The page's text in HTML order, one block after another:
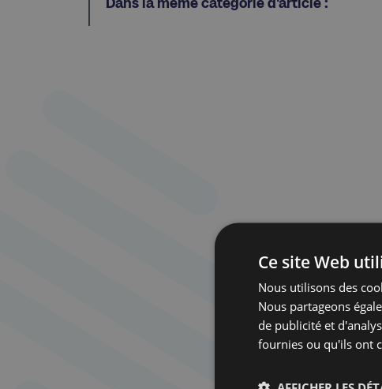
Dans la même catégorie d'article :
Ce site Web
Nous utilisons des
Nous partageons
de publicité et
fournies ou qu'ils ont